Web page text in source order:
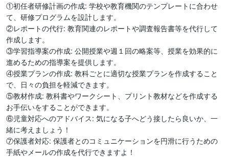
①初任者研修計画の作成: 学校や教育機関のテンプレートに合わせ
て、研修プログラムを設計します。
②レポートの代行: 教育関連のレポートや調査報告書等を代行して
作成します。
③学習指導案の作成: 公開授業や週１回の略案等、授業を効果的に
進めるための指導案を提供します。
④授業プランの作成: 教科ごとに適切な授業プランを作成すること
で、日々の負担を軽減できます。
⑤教材作成: 教科書やワークシート、プリント教材などを作成する
お手伝いをすることができます。
⑥児童対応へのアドバイス: 気になる子へどう接したら良いか、一
緒に考えましょう！
⑦保護者対応: 保護者とのコミュニケーションを円滑に行うための
手紙やメールの作成を代行できますよ！